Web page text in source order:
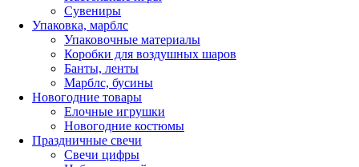
Сувениры
Упаковка, марблс
Упаковочные материалы
Коробки для воздушных шаров
Банты, ленты
Марблс, бусины
Новогодние товары
Елочные игрушки
Новогодние костюмы
Праздничные свечи
Свечи цифры